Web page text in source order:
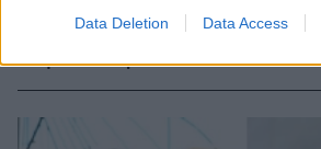
Data Deletion Data Access
υιοθέτησαν τον Αφγανό στη
εκδοχή για το φονικό στην
στην απολογία